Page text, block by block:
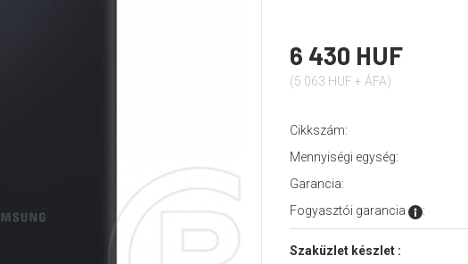
6 430 HUF
(5 063 HUF + ÁFA)
Cikkszám:
Mennyiségi egység:
Garancia:
Fogyasztói garancia
:
Szaküzlet készlet :